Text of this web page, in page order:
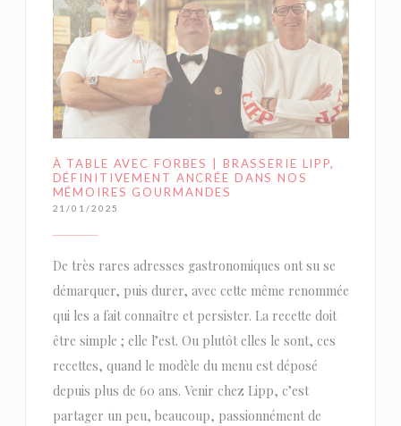
À TABLE AVEC FORBES | BRASSERIE LIPP,
DÉFINITIVEMENT ANCRÉE DANS NOS
MÉMOIRES GOURMANDES
21/01/2025
De très rares adresses gastronomiques ont su se
démarquer, puis durer, avec cette même renommée
qui les a fait connaître et persister. La recette doit
être simple ; elle l’est. Ou plutôt elles le sont, ces
recettes, quand le modèle du menu est déposé
depuis plus de 60 ans. Venir chez Lipp, c’est
partager un peu, beaucoup, passionnément de